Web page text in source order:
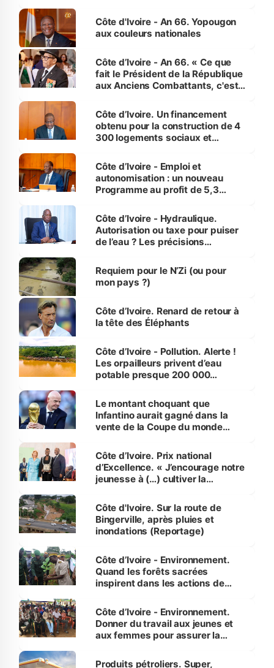
l'Etat de droit pour préserver les
vies humaines »
Côte d'Ivoire - An 66. Yopougon
aux couleurs nationales
Côte d’Ivoire - An 66. « Ce que
fait le Président de la République
aux Anciens Combattants, c'est
Côte d’Ivoire. Un financement
obtenu pour la construction de 4
300 logements sociaux et
et Yamoussoukro
Côte d’Ivoire - Emploi et
autonomisation : un nouveau
Programme au profit de 5,3
Côte d’Ivoire - Hydraulique.
Autorisation ou taxe pour puiser
de l’eau ? Les précisions
Requiem pour le N’Zi (ou pour
mon pays ?)
Côte d’Ivoire. Renard de retour à
la tête des Éléphants
Côte d’Ivoire - Pollution. Alerte !
Les orpailleurs privent d’eau
potable presque 200 000
Le montant choquant que
Infantino aurait gagné dans la
vente de la Coupe du monde
Côte d’Ivoire. Prix national
d’Excellence. « J’encourage notre
jeunesse à (…) cultiver la
(Alassane Ouattara
Côte d'Ivoire. Sur la route de
Bingerville, après pluies et
inondations (Reportage)
Côte d’Ivoire - Environnement.
Quand les forêts sacrées
inspirent dans les actions de
Côte d’Ivoire - Environnement.
Donner du travail aux jeunes et
aux femmes pour assurer la
menacées
Produits pétroliers. Super,